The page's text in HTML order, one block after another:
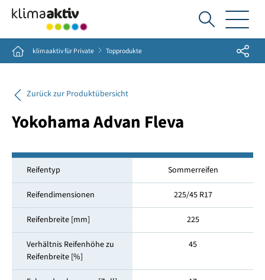
Ich
suche...
Home klimaaktiv für Private Topprodukte Share
Zurück zur Produktübersicht
Yokohama Advan Fleva
Reifentyp Sommerreifen
Reifendimensionen 225/45 R17
Reifenbreite [mm] 225
Verhältnis Reifenhöhe zu
Reifenbreite [%]
45